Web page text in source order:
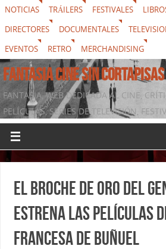
NOTICIAS TRÁILERS FESTIVALES
DIRECTORES
DOCUMENTALES
EVENTOS
RETRO MERCHANDISING
FANTASIA CINE SIN CORTAPISAS
FANTASIA, WEB DEDICADA AL CINE,
PELÍCULAS, SERIES DE TELEVISIÓN,
DVD & BLURAY, MERCHANDISING Y
SÉPTIMO ARTE
El broche de oro del
estrena las películas
francesa de Buñuel